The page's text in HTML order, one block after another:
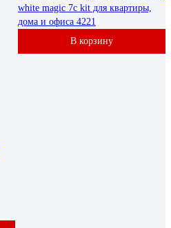
white magic 7c kit для квартиры,
дома и офиса 4221
В корзину